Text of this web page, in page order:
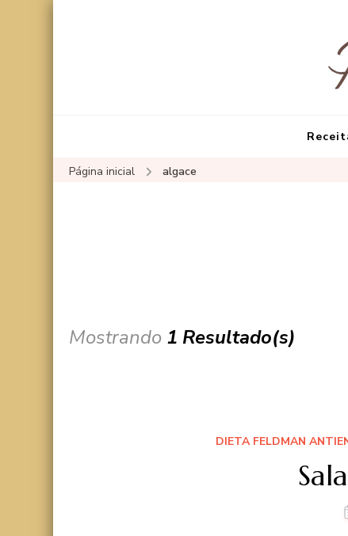
Página inicial algace
Mostrando 1 Resultado(s)
DIETA FELDMAN